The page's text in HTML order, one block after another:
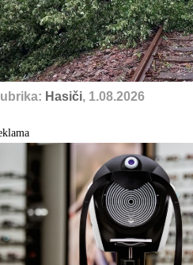
Hasiči, 1.08.2026